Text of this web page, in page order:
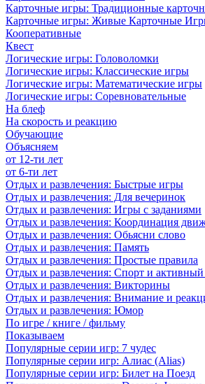
Карточные игры: Традиционные
Карточные игры: Живые Карточные
Кооперативные
Квест
Логические игры: Головоломки
Логические игры: Классические игры
Логические игры: Математические игры
Логические игры: Соревновательные
На блеф
На скорость и реакцию
Обучающие
Объясняем
от 12-ти лет
от 6-ти лет
Отдых и развлечения: Быстрые игры
Отдых и развлечения: Для вечеринок
Отдых и развлечения: Игры с заданиями
Отдых и развлечения: Координация
Отдых и развлечения: Обьясни слово
Отдых и развлечения: Память
Отдых и развлечения: Простые правила
Отдых и развлечения: Спорт и активный
Отдых и развлечения: Викторины
Отдых и развлечения: Внимание и
Отдых и развлечения: Юмор
По игре / книге / фильму
Показываем
Популярные серии игр: 7 чудес
Популярные серии игр: Алиас (Alias)
Популярные серии игр: Билет на Поезд